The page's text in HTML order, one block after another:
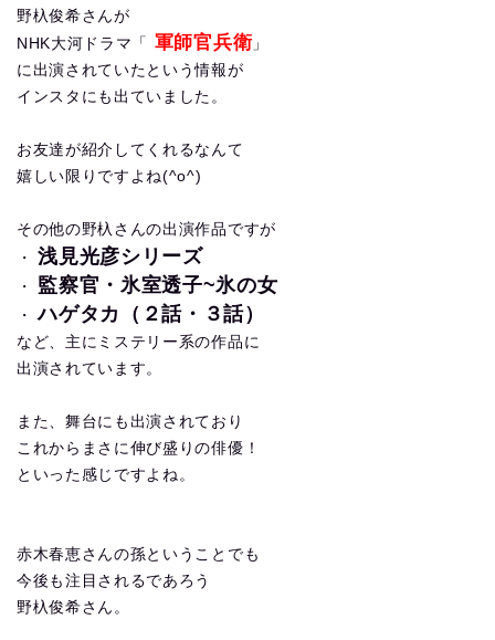
野杁俊希さんが
NHK大河ドラマ「
軍師官兵衛」
に出演されていたという情報が
インスタにも出ていました。
お友達が紹介してくれるなんて
嬉しい限りですよね(^o^)
その他の野杁さんの出演作品ですが
・浅見光彦シリーズ
・ 監察官・氷室透子~氷の女
・ハゲタカ（２話・３話）
など、主にミステリー系の作品に
出演されています。
また、舞台にも出演されており
これからまさに伸び盛りの俳優！
といった感じですよね。
赤木春恵さんの孫ということでも
今後も注目されるであろう
野杁俊希さん。